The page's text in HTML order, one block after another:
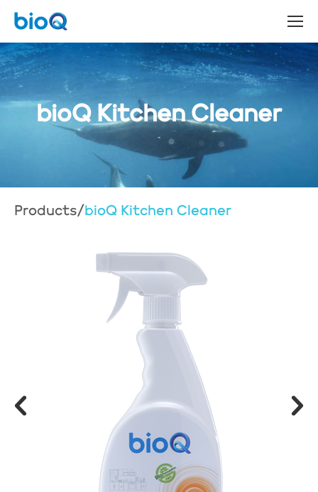
bioQ Kitchen Cleaner
Products/ bioQ Kitchen Cleaner